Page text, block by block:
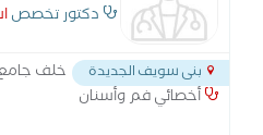
دكتور تخصص
بنى سويف الجديدة
خلف جامع
أخصائي فم وأسنان